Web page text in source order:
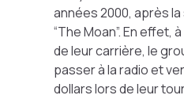
années 2000, après
“The Moan”. En effet,
de leur carrière, le
passer à la radio et
dollars lors de leur